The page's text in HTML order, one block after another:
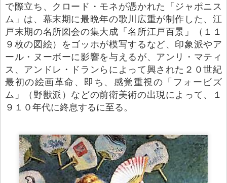
で際立ち、クロード・モネが憑かれた「ジャポニス
ム」は、幕末期に最晩年の歌川広重が制作した、江
戸末期の名所図会の集大成「名所江戸百景」（１１
９枚の図絵）をゴッホが模写するなど、印象派やア
ール・ヌーボーに影響を与えるが、アンリ・マティ
ス、アンドレ・ドランらによって興された２０世紀
最初の絵画革命、即ち、感覚重視の「フォービズ
ム」（野獣派）などの前衛美術の出現によって、１
９１０年代に終息するに至る。